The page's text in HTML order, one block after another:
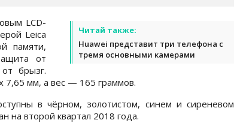
Читай также:
Huawei представит три телефона с
тремя основными камерами
LCD-
Leica
памяти,
от
брызг.
7,65 мм, а вес — 165 граммов.
в чёрном, золотистом, синем и сиреневом
на второй квартал 2018 года.